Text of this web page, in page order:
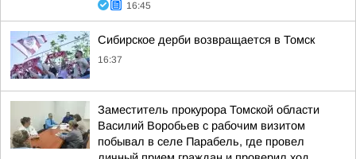
16:45
Сибирское дерби возвращается в Томск
16:37
Заместитель прокурора Томской области
Василий Воробьев с рабочим визитом
побывал в селе Парабель, где провел